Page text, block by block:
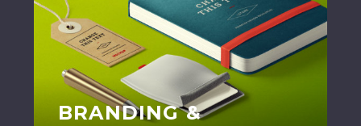
BRANDING &